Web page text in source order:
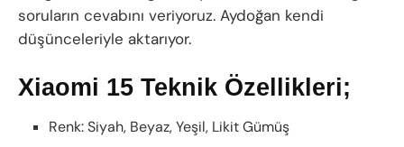
soruların cevabını veriyoruz. Aydoğan kendi
düşünceleriyle aktarıyor.
Xiaomi 15 Teknik Özellikleri;
Renk: Siyah, Beyaz, Yeşil, Likit Gümüş